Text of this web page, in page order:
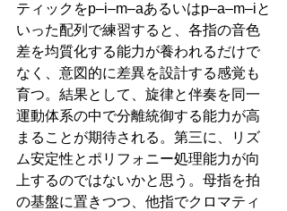
ティックをp–i–m–aあるいはp–a–m–iと
いった配列で練習すると、各指の音色
差を均質化する能力が養われるだけで
なく、意図的に差異を設計する感覚も
育つ。結果として、旋律と伴奏を同一
運動体系の中で分離統御する能力が高
まることが期待される。第三に、リズ
ム安定性とポリフォニー処理能力が向
上するのではないかと思う。母指を拍
の基盤に置きつつ、他指でクロマティ